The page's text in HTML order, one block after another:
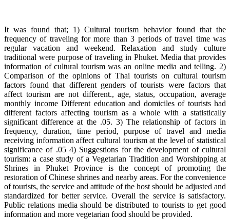
It was found that; 1) Cultural tourism behavior found that the
frequency of traveling for more than 3 periods of travel time was
regular vacation and weekend. Relaxation and study culture
traditional were purpose of traveling in Phuket. Media that provides
information of cultural tourism was an online media and telling. 2)
Comparison of the opinions of Thai tourists on cultural tourism
factors found that different genders of tourists were factors that
affect tourism are not different., age, status, occupation, average
monthly income Different education and domiciles of tourists had
different factors affecting tourism as a whole with a statistically
significant difference at the .05. 3) The relationship of factors in
frequency, duration, time period, purpose of travel and media
receiving information affect cultural tourism at the level of statistical
significance of .05 4) Suggestions for the development of cultural
tourism: a case study of a Vegetarian Tradition and Worshipping at
Shrines in Phuket Province is the concept of promoting the
restoration of Chinese shrines and nearby areas. For the convenience
of tourists, the service and attitude of the host should be adjusted and
standardized for better service. Overall the service is satisfactory.
Public relations media should be distributed to tourists to get good
information and more vegetarian food should be provided.